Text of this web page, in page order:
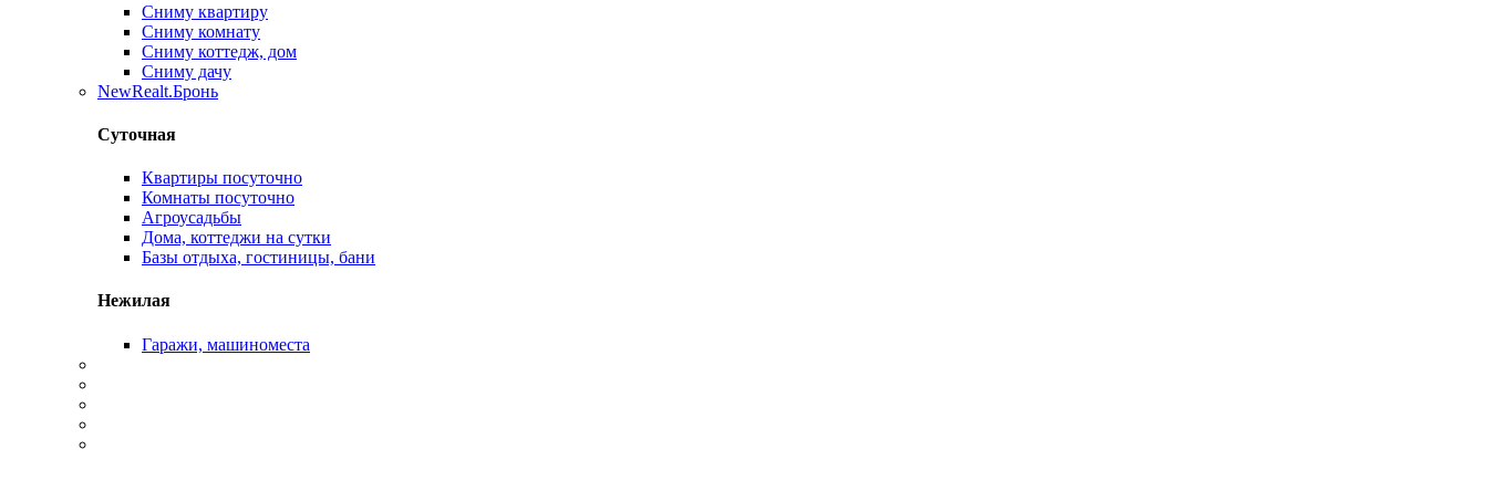
Сниму квартиру
Сниму комнату
Сниму коттедж, дом
Сниму дачу
NewRealt.Бронь
Суточная
Квартиры посуточно
Комнаты посуточно
Агроусадьбы
Дома, коттеджи на сутки
Базы отдыха, гостиницы, бани
Нежилая
Гаражи, машиноместа